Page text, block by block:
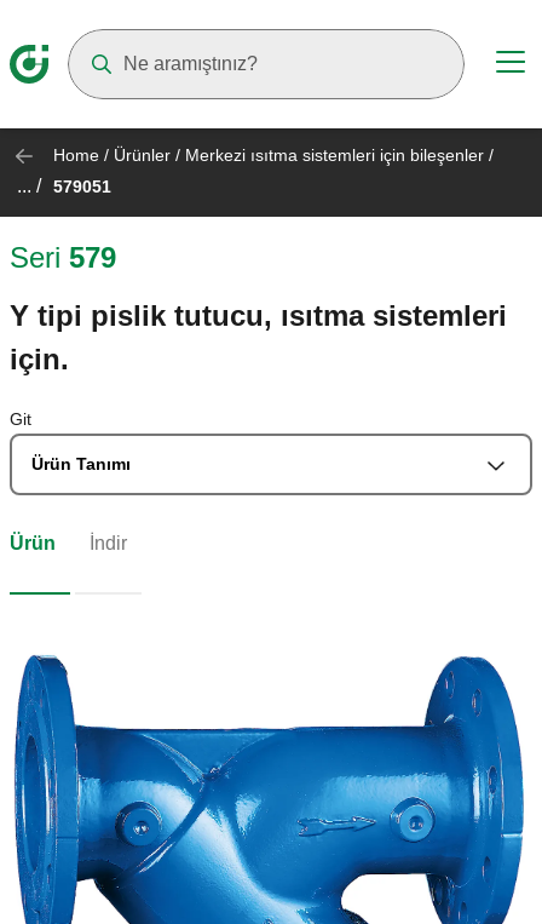
Home / Ürünler / Merkezi ısıtma sistemleri için bileşenler /
... / 579051
Seri 579
Y tipi pislik tutucu, ısıtma sistemleri
için.
Git
Ürün Tanımı
Ürün İndir